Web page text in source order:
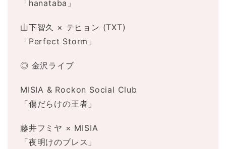
「hanataba」
山下智久 × テヒョン (TXT)
「Perfect Storm」
◎ 金沢ライブ
MISIA & Rockon Social Club
「傷だらけの王者」
藤井フミヤ × MISIA
「夜明けのブレス」